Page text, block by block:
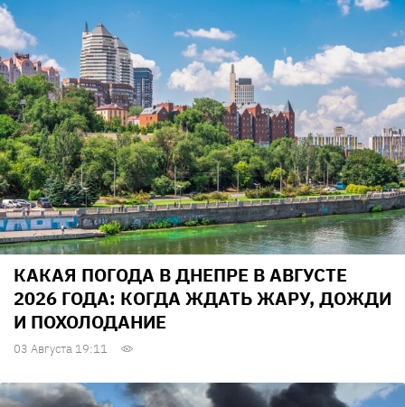
КАКАЯ ПОГОДА В ДНЕПРЕ В АВГУСТЕ
2026 ГОДА: КОГДА ЖДАТЬ ЖАРУ, ДОЖДИ
И ПОХОЛОДАНИЕ
03 Августа 19:11